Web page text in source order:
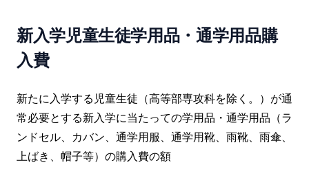
新入学児童生徒学用品・通学用品購
入費
新たに入学する児童生徒（高等部専攻科を除く。）が通
常必要とする新入学に当たっての学用品・通学用品（ラ
ンドセル、カバン、通学用服、通学用靴、雨靴、雨傘、
上ばき、帽子等）の購入費の額